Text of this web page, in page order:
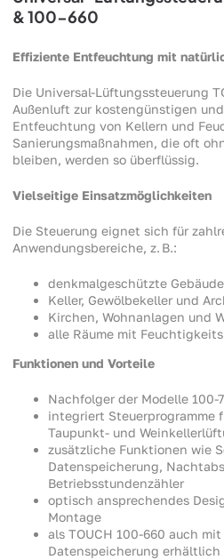
& 100-660
Effiziente Entfeuchtung mit
Die Universal-Lüftungssteuerung
Außenluft zur kostengünstigen
Entfeuchtung von Kellern und
Sanierungsmaßnahmen, die oft
bleiben, werden so überflüssig.
Vielseitige Einsatzmöglichkeiten
Die Steuerung eignet sich für
Anwendungsbereiche, z. B.:
denkmalgeschützte Gebäude
Keller, Gewölbekeller und
Kirchen, Wohnanlagen und
alle Räume mit
Funktionen und Vorteile
Nachfolger der Modelle 100-
integriert Steuerprogramme
Taupunkt- und
zusätzliche Funktionen wie
Datenspeicherung,
Betriebsstundenzähler
optisch ansprechendes
Montage
als TOUCH 100-660 auch
Datenspeicherung erhältlich